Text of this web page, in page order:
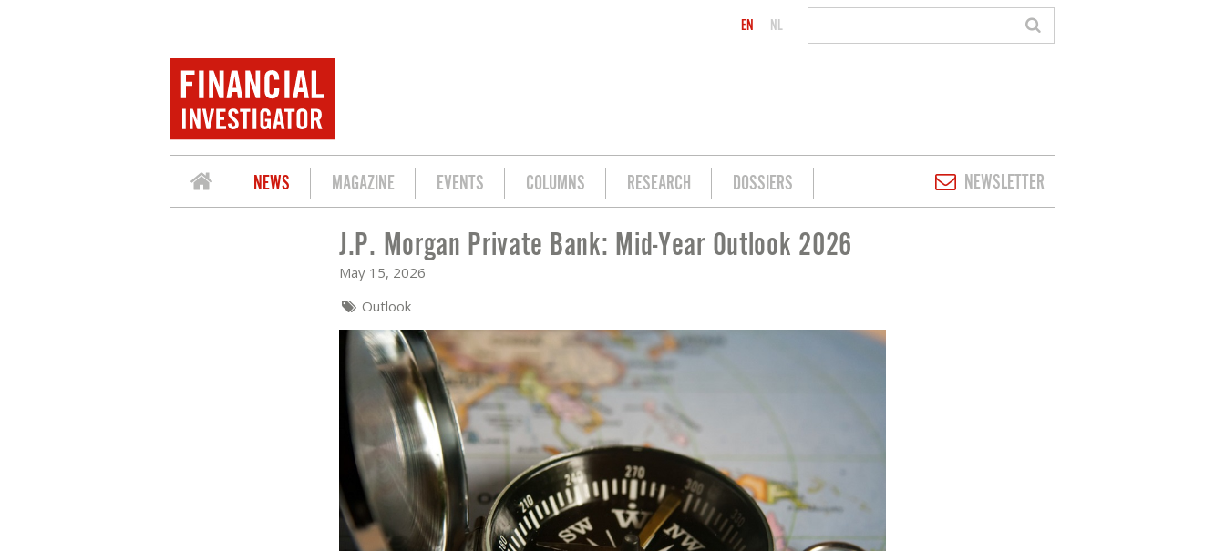
EN NL
NEWS MAGAZINE EVENTS COLUMNS RESEARCH DOSSIERS NEWSLETTER
J.P. MORGAN PRIVATE BANK: MID-YEAR OUTLOOK 2026J.P. Morgan Private Bank: Mid-Year Outlook 2026
May 15, 2026
Outlook